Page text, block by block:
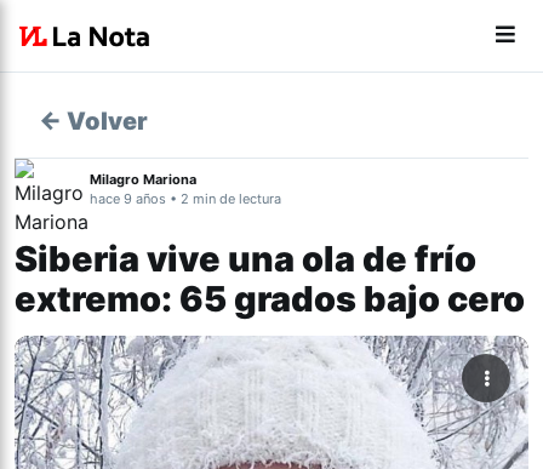
← Volver
Milagro Mariona
hace 9 años • 2 min de lectura
Siberia vive una ola de frío
extremo: 65 grados bajo cero